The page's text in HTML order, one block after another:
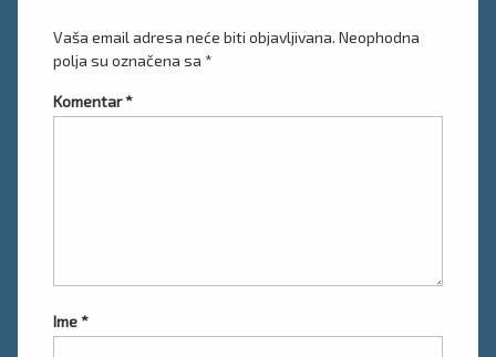
Vaša email adresa neće biti objavljivana. Neophodna
polja su označena sa *
Komentar*
Ime*